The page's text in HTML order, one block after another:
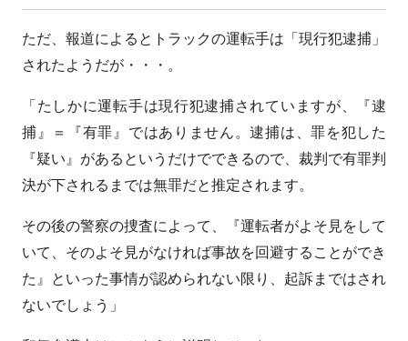
ただ、報道によるとトラックの運転手は「現行犯逮捕」
されたようだが・・・。
「たしかに運転手は現行犯逮捕されていますが、『逮
捕』＝『有罪』ではありません。逮捕は、罪を犯した
『疑い』があるというだけでできるので、裁判で有罪判
決が下されるまでは無罪だと推定されます。
その後の警察の捜査によって、『運転者がよそ見をして
いて、そのよそ見がなければ事故を回避することができ
た』といった事情が認められない限り、起訴まではされ
ないでしょう」